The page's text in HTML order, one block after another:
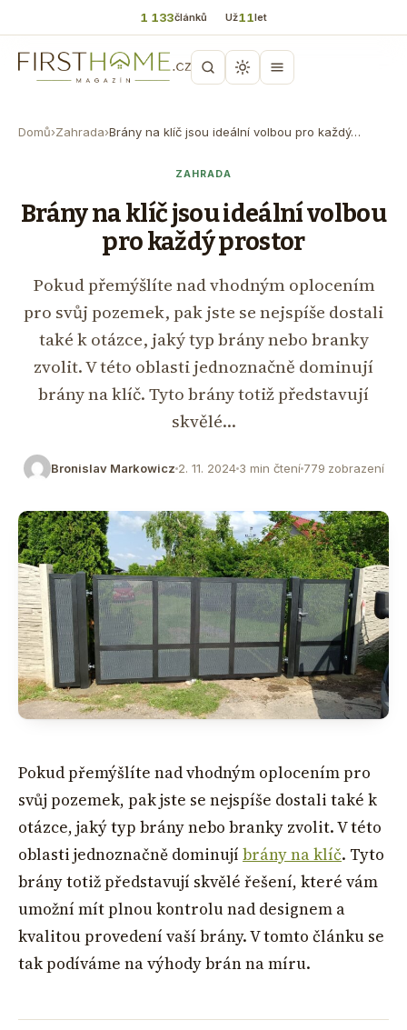
1 133článků Už11let
Domů›Zahrada›Brány na klíč jsou ideální volbou pro každý…
ZAHRADA
Brány na klíč jsou ideální volbou
pro každý prostor
Pokud přemýšlíte nad vhodným oplocením
pro svůj pozemek, pak jste se nejspíše dostali
také k otázce, jaký typ brány nebo branky
zvolit. V této oblasti jednoznačně dominují
brány na klíč. Tyto brány totiž představují
skvělé…
Bronislav Markowicz 2. 11. 20243 min čtení779 zobrazení
Pokud přemýšlíte nad vhodným oplocením pro
svůj pozemek, pak jste se nejspíše dostali také k
otázce, jaký typ brány nebo branky zvolit. V této
oblasti jednoznačně dominují brány na klíč. Tyto
brány totiž představují skvělé řešení, které vám
umožní mít plnou kontrolu nad designem a
kvalitou provedení vaší brány. V tomto článku se
tak podíváme na výhody brán na míru.